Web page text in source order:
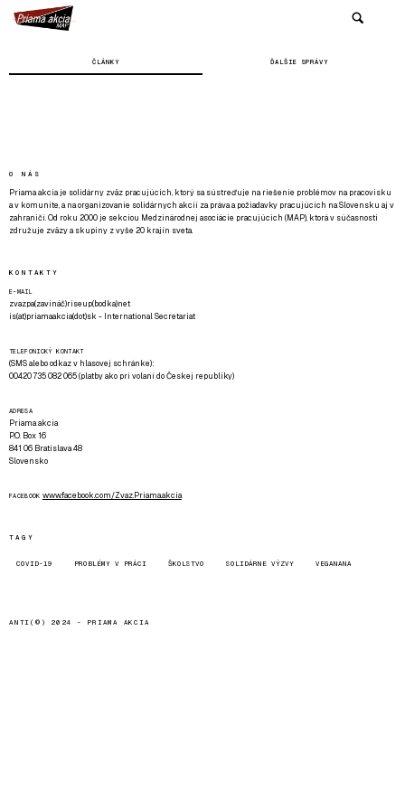
ČLÁNKY ĎALŠIE SPRÁVY
O NÁS
Priama akcia je solidárny zväz pracujúcich, ktorý sa sústreďuje na riešenie problémov na pracovisku
a v komunite, a na organizovanie solidárnych akcií za práva a požiadavky pracujúcich na Slovensku aj v
zahraničí. Od roku 2000 je sekciou Medzinárodnej asociácie pracujúcich (MAP), ktorá v súčasnosti
združuje zväzy a skupiny z vyše 20 krajín sveta.
KONTAKTY
E-MAIL
zvazpa(zavináč)riseup(bodka)net
is(at)priamaakcia(dot)sk - International Secretariat
TELEFONICKÝ KONTAKT
(SMS alebo odkaz v hlasovej schránke):
00420 735 082 065 (platby ako pri volaní do Českej republiky)
ADRESA
Priama akcia
P.O. Box 16
841 06 Bratislava 48
Slovensko
FACEBOOK www.facebook.com/Zvaz.Priama.akcia
TAGY
COVID-19 PROBLÉMY V PRÁCI ŠKOLSTVO SOLIDÁRNE VÝZVY VEGANANA
ANTI(©) 2024 - PRIAMA AKCIA